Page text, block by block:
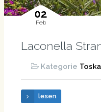
02
Feb
Laconella
Kategorie
lesen